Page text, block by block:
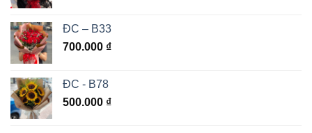
ĐC – B33
700.000 ₫
ĐC - B78
500.000 ₫